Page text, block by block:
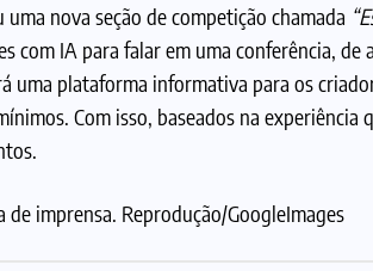
nova seção de competição chamada
com IA para falar em uma conferência,
plataforma informativa para os
Com isso, baseados na
imprensa. Reprodução/GoogleImages